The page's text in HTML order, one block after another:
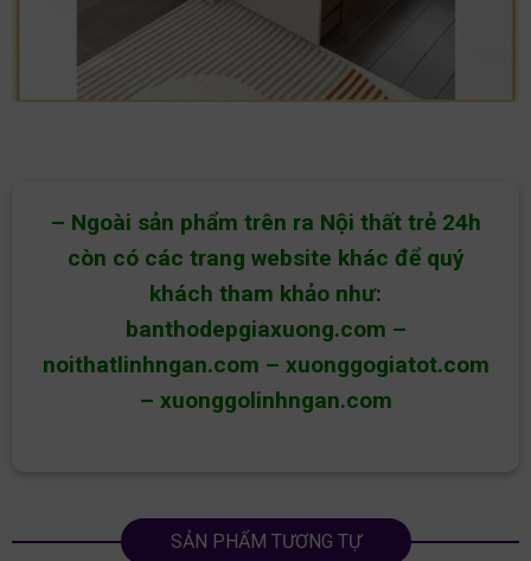
– Ngoài sản phẩm trên ra Nội thất trẻ 24h
còn có các trang website khác để quý
khách tham khảo như:
banthodepgiaxuong.com –
noithatlinhngan.com – xuonggogiatot.com
– xuonggolinhngan.com
SẢN PHẨM TƯƠNG TỰ